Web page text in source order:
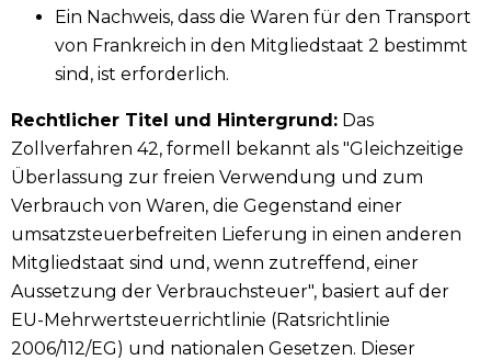
Ein Nachweis, dass die Waren für den Transport
von Frankreich in den Mitgliedstaat 2 bestimmt
sind, ist erforderlich.
Rechtlicher Titel und Hintergrund: Das
Zollverfahren 42, formell bekannt als "Gleichzeitige
Überlassung zur freien Verwendung und zum
Verbrauch von Waren, die Gegenstand einer
umsatzsteuerbefreiten Lieferung in einen anderen
Mitgliedstaat sind und, wenn zutreffend, einer
Aussetzung der Verbrauchsteuer", basiert auf der
EU-Mehrwertsteuerrichtlinie (Ratsrichtlinie
2006/112/EG) und nationalen Gesetzen. Dieser